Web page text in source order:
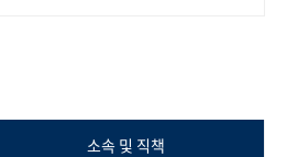
소속 및 직책